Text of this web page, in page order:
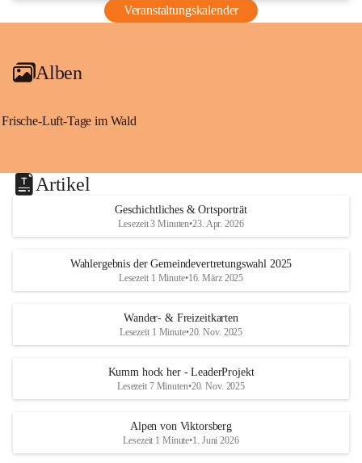
Veranstaltungskalender
Alben
Frische-Luft-Tage im Wald
Artikel
Geschichtliches & Ortsporträt
Lesezeit 3 Minuten•23. Apr. 2026
Wahlergebnis der Gemeindevertretungswahl 2025
Lesezeit 1 Minute•16. März 2025
Wander- & Freizeitkarten
Lesezeit 1 Minute•20. Nov. 2025
Kumm hock her - LeaderProjekt
Lesezeit 7 Minuten•20. Nov. 2025
Alpen von Viktorsberg
Lesezeit 1 Minute•1. Juni 2026